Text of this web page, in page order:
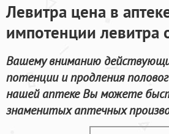
Левитра цена в
импотенции левитра
Вашему вниманию
потенции и продления
нашей аптеке Вы можете
знаменитых аптечных